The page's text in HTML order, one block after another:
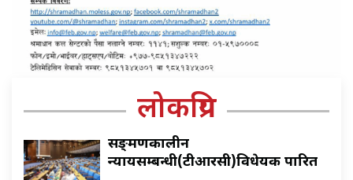
लोकप्रिय
सङ्क्रमणकालीन
न्यायसम्बन्धी(टीआरसी)विधेयक पारित